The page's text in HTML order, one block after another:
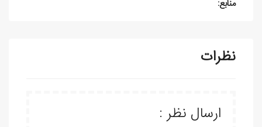
منابع:
نظرات
ارسال نظر :